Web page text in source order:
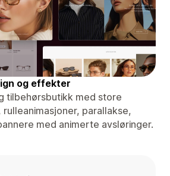
og effekter
tilbehørsbutikk med store
parallakse,
med animerte avsløringer.